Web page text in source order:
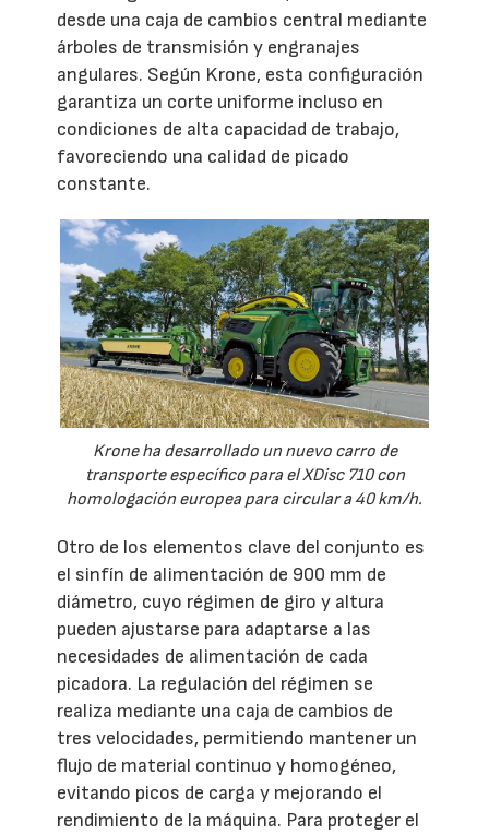
desde una caja de cambios central mediante
árboles de transmisión y engranajes
angulares. Según Krone, esta configuración
garantiza un corte uniforme incluso en
condiciones de alta capacidad de trabajo,
favoreciendo una calidad de picado
constante.
Krone ha desarrollado un nuevo carro de
transporte específico para el XDisc 710 con
homologación europea para circular a 40 km/h.
Otro de los elementos clave del conjunto es
el sinfín de alimentación de 900 mm de
diámetro, cuyo régimen de giro y altura
pueden ajustarse para adaptarse a las
necesidades de alimentación de cada
picadora. La regulación del régimen se
realiza mediante una caja de cambios de
tres velocidades, permitiendo mantener un
flujo de material continuo y homogéneo,
evitando picos de carga y mejorando el
rendimiento de la máquina. Para proteger el